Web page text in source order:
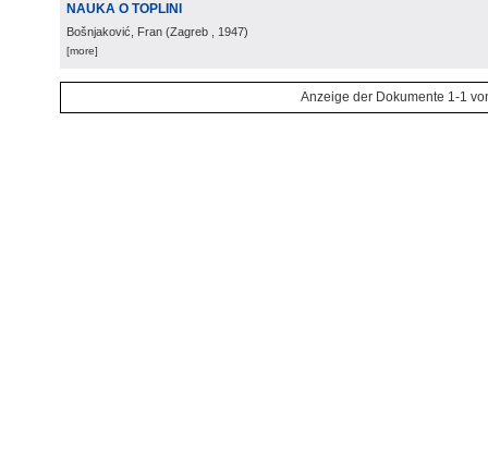
NAUKA O TOPLINI
Bošnjaković, Fran (Zagreb , 1947)
[more]
Anzeige der Dokumente 1-1